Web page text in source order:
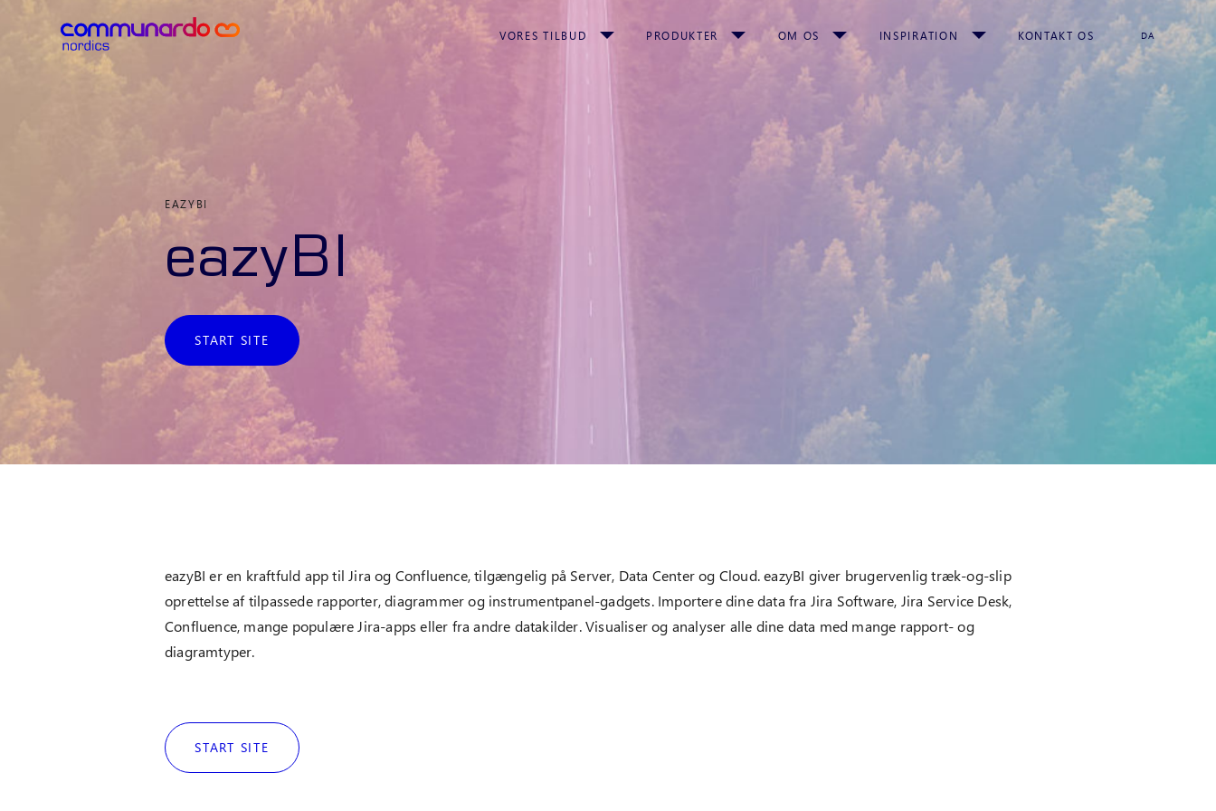
VORES TILBUD PRODUKTER OM OS INSPIRATION KONTAKT OS DA
EAZYBI
eazyBI
START SITE
eazyBI er en kraftfuld app til Jira og Confluence, tilgængelig på Server, Data Center og Cloud. eazyBI giver brugervenlig træk-og-slip
oprettelse af tilpassede rapporter, diagrammer og instrumentpanel-gadgets. Importere dine data fra Jira Software, Jira Service Desk,
Confluence, mange populære Jira-apps eller fra andre datakilder. Visualiser og analyser alle dine data med mange rapport- og
diagramtyper.
START SITE